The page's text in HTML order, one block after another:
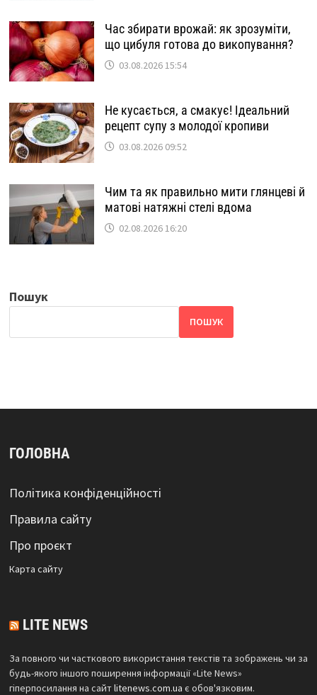
Час збирати врожай: як зрозуміти,
що цибуля готова до викопування?
03.08.2026 15:54
Не кусається, а смакує! Ідеальний
рецепт супу з молодої кропиви
03.08.2026 09:52
Чим та як правильно мити глянцеві й
матові натяжні стелі вдома
02.08.2026 16:20
Пошук
ПОШУК
ГОЛОВНА
Політика конфіденційності
Правила сайту
Про проєкт
Карта сайтy
LITE NEWS
За повного чи часткового використання текстів та зображень чи за
будь-якого іншого поширення інформації «Lite News»
гіперпосилання на сайтlitenews.com.ua є обов'язковим.